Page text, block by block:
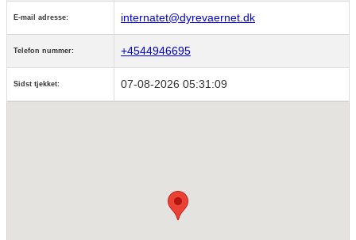
E-mail adresse: internatet@dyrevaernet.dk
Telefon nummer: +4544946695
Sidst tjekket: 07-08-2026 05:31:09